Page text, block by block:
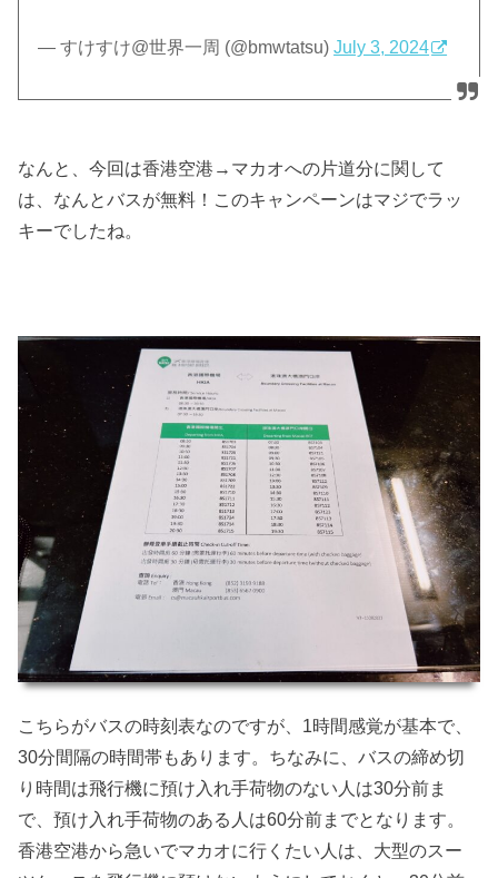
— すけすけ@世界一周 (@bmwtatsu)July 3, 2024
なんと、今回は香港空港→マカオへの片道分に関して
は、なんとバスが無料！このキャンペーンはマジでラッ
キーでしたね。
こちらがバスの時刻表なのですが、1時間感覚が基本で、
30分間隔の時間帯もあります。ちなみに、バスの締め切
り時間は飛行機に預け入れ手荷物のない人は30分前ま
で、預け入れ手荷物のある人は60分前までとなります。
香港空港から急いでマカオに行くたい人は、大型のスー